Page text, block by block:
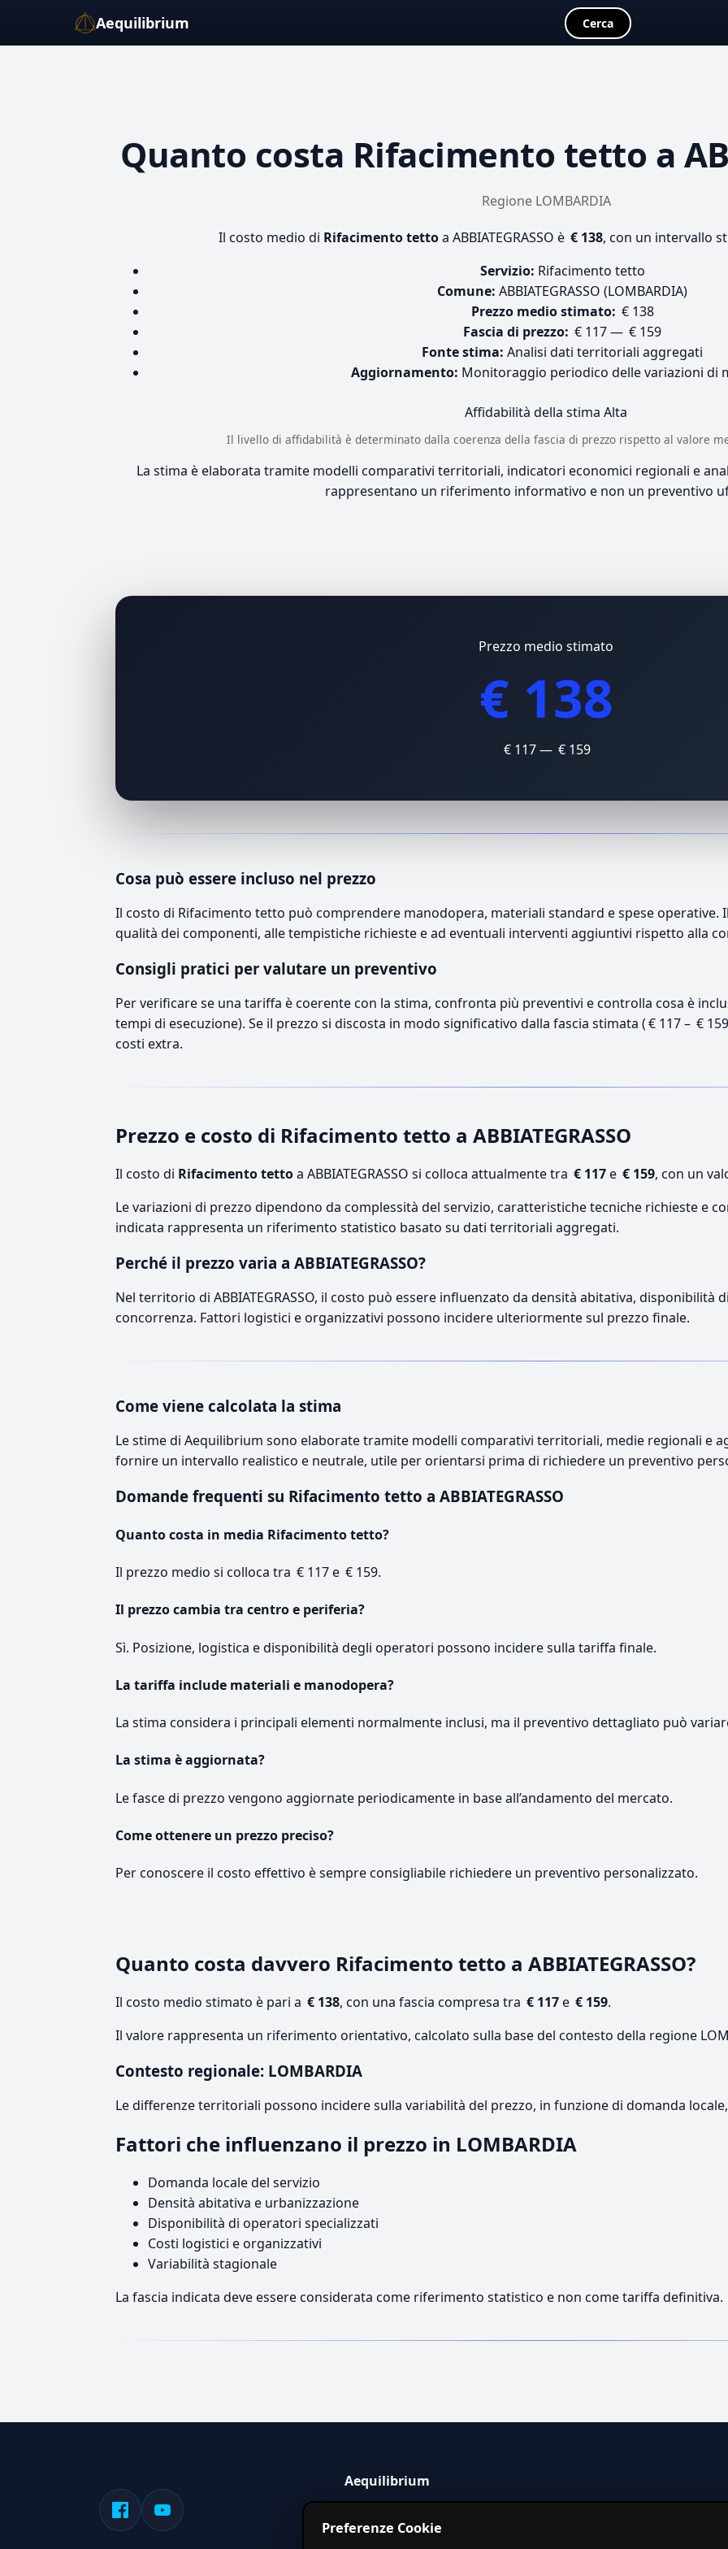
Aequilibrium Cerca
Quanto costa Rifacimento tetto a
Regione LOMBARDIA
Il costo medio di Rifacimento tettoa ABBIATEGRASSO è € 138, con un intervallo
Servizio: Rifacimento tetto
Comune: ABBIATEGRASSO (LOMBARDIA)
Prezzo medio stimato: € 138
Fascia di prezzo: € 117 — € 159
Fonte stima: Analisi dati territoriali aggregati
Aggiornamento: Monitoraggio periodico delle variazioni di
Affidabilità della stima Alta
Il livello di affidabilità è determinato dalla coerenza della fascia di prezzo rispetto al valore
La stima è elaborata tramite modelli comparativi territoriali, indicatori economici regionali e
rappresentano un riferimento informativo e non un preventivo
Prezzo medio stimato
€ 138
€ 117 — € 159
Cosa può essere incluso nel prezzo
Il costo di Rifacimento tetto può comprendere manodopera, materiali standard e spese operative.
qualità dei componenti, alle tempistiche richieste e ad eventuali interventi aggiuntivi rispetto alla
Consigli pratici per valutare un preventivo
Per verificare se una tariffa è coerente con la stima, confronta più preventivi e controlla cosa è
tempi di esecuzione). Se il prezzo si discosta in modo significativo dalla fascia stimata ( € 117 – €
costi extra.
Prezzo e costo di Rifacimento tetto a ABBIATEGRASSO
Il costo di Rifacimento tettoa ABBIATEGRASSO si colloca attualmente tra € 117e € 159, con un
Le variazioni di prezzo dipendono da complessità del servizio, caratteristiche tecniche richieste e
indicata rappresenta un riferimento statistico basato su dati territoriali aggregati.
Perché il prezzo varia a ABBIATEGRASSO?
Nel territorio di ABBIATEGRASSO, il costo può essere influenzato da densità abitativa, disponibilità
concorrenza. Fattori logistici e organizzativi possono incidere ulteriormente sul prezzo finale.
Come viene calcolata la stima
Le stime di Aequilibrium sono elaborate tramite modelli comparativi territoriali, medie regionali e
fornire un intervallo realistico e neutrale, utile per orientarsi prima di richiedere un preventivo
Domande frequenti su Rifacimento tetto a ABBIATEGRASSO
Quanto costa in media Rifacimento tetto?
Il prezzo medio si colloca tra € 117 e € 159.
Il prezzo cambia tra centro e periferia?
Sì. Posizione, logistica e disponibilità degli operatori possono incidere sulla tariffa finale.
La tariffa include materiali e manodopera?
La stima considera i principali elementi normalmente inclusi, ma il preventivo dettagliato può
La stima è aggiornata?
Le fasce di prezzo vengono aggiornate periodicamente in base all’andamento del mercato.
Come ottenere un prezzo preciso?
Per conoscere il costo effettivo è sempre consigliabile richiedere un preventivo personalizzato.
Quanto costa davvero Rifacimento tetto a ABBIATEGRASSO?
Il costo medio stimato è pari a € 138, con una fascia compresa tra € 117e € 159.
Il valore rappresenta un riferimento orientativo, calcolato sulla base del contesto della regione
Contesto regionale: LOMBARDIA
Le differenze territoriali possono incidere sulla variabilità del prezzo, in funzione di domanda
Fattori che influenzano il prezzo in LOMBARDIA
Domanda locale del servizio
Densità abitativa e urbanizzazione
Disponibilità di operatori specializzati
Costi logistici e organizzativi
Variabilità stagionale
La fascia indicata deve essere considerata come riferimento statistico e non come tariffa definitiva.
Aequilibrium
servizi in Italia.
Preferenze Cookie